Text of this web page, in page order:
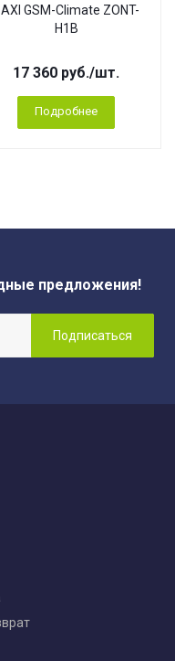
GSM-Climate ZONT-
H1B
17 360 руб./шт.
Подробнее
предложения!